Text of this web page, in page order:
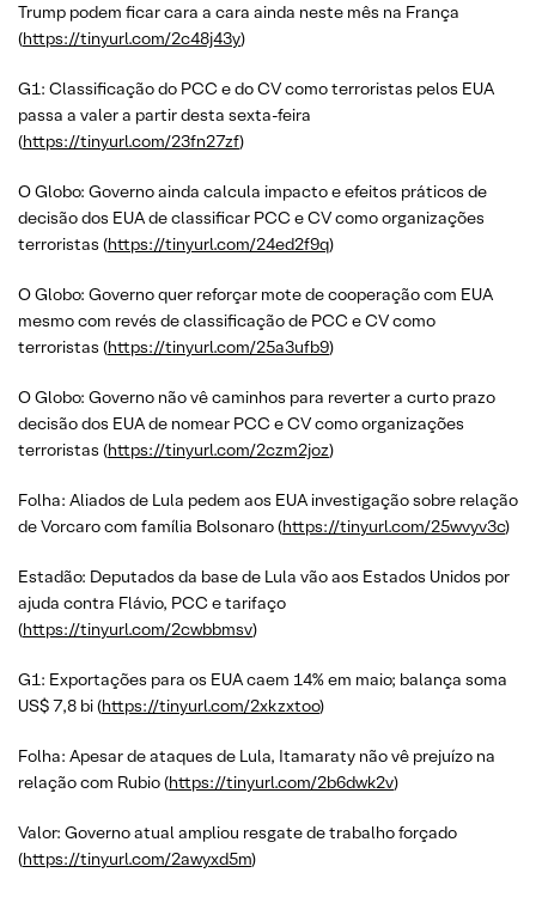
Trump podem ficar cara a cara ainda neste mês na França
(https://tinyurl.com/2c48j43y)
G1: Classificação do PCC e do CV como terroristas pelos EUA
passa a valer a partir desta sexta-feira
(https://tinyurl.com/23fn27zf)
O Globo: Governo ainda calcula impacto e efeitos práticos de
decisão dos EUA de classificar PCC e CV como organizações
terroristas (https://tinyurl.com/24ed2f9q)
O Globo: Governo quer reforçar mote de cooperação com EUA
mesmo com revés de classificação de PCC e CV como
terroristas (https://tinyurl.com/25a3ufb9)
O Globo: Governo não vê caminhos para reverter a curto prazo
decisão dos EUA de nomear PCC e CV como organizações
terroristas (https://tinyurl.com/2czm2joz)
Folha: Aliados de Lula pedem aos EUA investigação sobre relação
de Vorcaro com família Bolsonaro (https://tinyurl.com/25wvyv3c)
Estadão: Deputados da base de Lula vão aos Estados Unidos por
ajuda contra Flávio, PCC e tarifaço
(https://tinyurl.com/2cwbbmsv)
G1: Exportações para os EUA caem 14% em maio; balança soma
US$ 7,8 bi (https://tinyurl.com/2xkzxtoo)
Folha: Apesar de ataques de Lula, Itamaraty não vê prejuízo na
relação com Rubio (https://tinyurl.com/2b6dwk2v)
Valor: Governo atual ampliou resgate de trabalho forçado
(https://tinyurl.com/2awyxd5m)